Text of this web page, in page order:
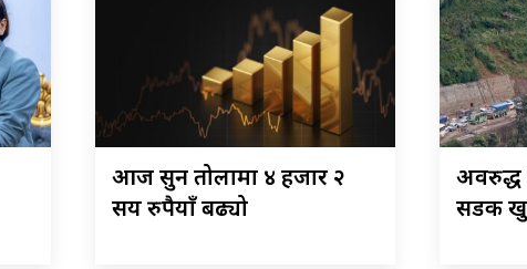
आज सुन तोलामा ४ हजार २
सय रुपैयाँ बढ्यो
अवरुद्ध
सडक